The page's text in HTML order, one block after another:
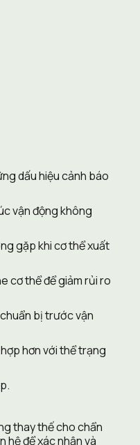
dấu hiệu cảnh báo
vận động không
gặp khi cơ thể xuất
cơ thể để giảm rủi ro
bị trước vận
hơn với thể trạng
thay thế cho chẩn
hệ để xác nhận và